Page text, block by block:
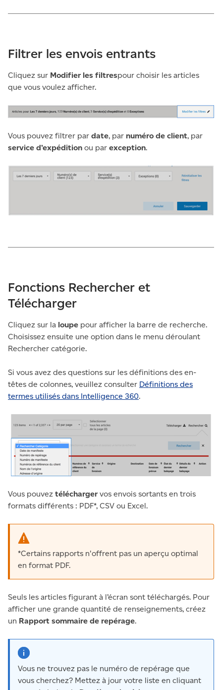
Filtrer les envois entrants
Cliquez sur Modifier les filtrespour choisir les articles
que vous voulez afficher.
Vous pouvez filtrer par date, par numéro de client, par
service d’expédition ou par exception.
Fonctions Rechercher et
Télécharger
Cliquez sur la loupe pour afficher la barre de recherche.
Choisissez ensuite une option dans le menu déroulant
Rechercher catégorie.
Si vous avez des questions sur les définitions des en-
têtes de colonnes, veuillez consulter Définitions des
termes utilisés dans Intelligence 360.
Vous pouvez télécharger vos envois sortants en trois
formats différents : PDF*, CSV ou Excel.
*Certains rapports n'offrent pas un aperçu optimal
en format PDF.
Seuls les articles figurant à l’écran sont téléchargés. Pour
afficher une grande quantité de renseignements, créez
un Rapport sommaire de repérage.
Vous ne trouvez pas le numéro de repérage que
vous cherchez? Mettez à jour votre liste en cliquant